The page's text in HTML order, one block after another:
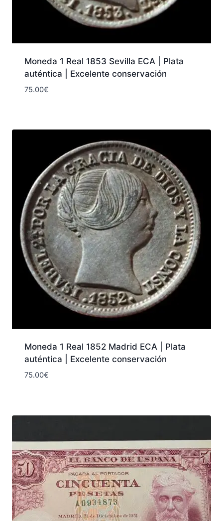
Moneda 1 Real 1853 Sevilla ECA | Plata
auténtica | Excelente conservación
75.00€
Moneda 1 Real 1852 Madrid ECA | Plata
auténtica | Excelente conservación
75.00€